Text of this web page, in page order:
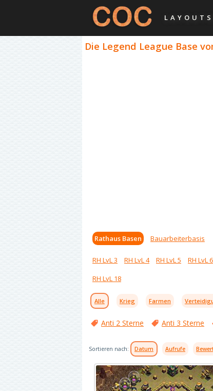
LAYOUTS
Die Legend League Base
Rathaus Basen Bauarbeiterbasis
RH LvL 3 RH LvL 4 RH LvL 5 RH LvL 6
RH LvL 18
Alle Krieg Farmen
Anti 2 Sterne Anti 3 Sterne
Sortieren nach: Datum Aufrufe